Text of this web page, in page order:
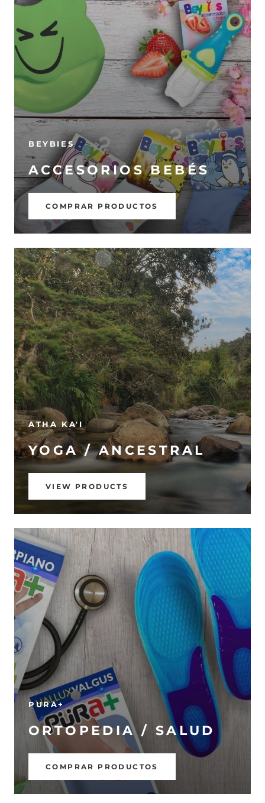
BEYBIES
ACCESORIOS BEBÉS
COMPRAR PRODUCTOS
ATHA KA'I
YOGA / ANCESTRAL
VIEW PRODUCTS
PURA+
ORTOPEDIA / SALUD
COMPRAR PRODUCTOS